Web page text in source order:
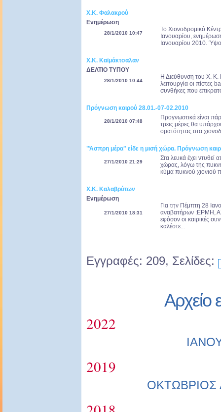
Χ.Κ. Φαλακρού
Ενημέρωση
28/1/2010 10:47
Το Χιονοδρομικό
Ιανουαρίου,
Ιανουαρίου 2010.
Χ.Κ. Καϊμάκτσαλαν
ΔΕΛΤΙΟ ΤΥΠΟΥ
28/1/2010 10:44
Η Διεύθυνση του Χ. Κ.
λειτουργία οι πίστες
συνθήκες που
Πρόγνωση καιρού 28.01.-07-02.2010
28/1/2010 07:48
Προγνωστικά είναι
τρεις μέρες θα
ορατότητας στα
"Άσπρη μέρα" είδε η μισή χώρα. Πρόγνωση
27/1/2010 21:29
Στα λευκά έχει
χώρας, λόγω της
κύμα πυκνού χιονιού
Χ.Κ. Καλαβρύτων
Ενημέρωση
27/1/2010 18:31
Για την Πέμπτη 28
αναβατήρων :ΕΡΜΗ,
εφόσον οι καιρικές
καλέστε...
Εγγραφές: 209, Σελίδες:
Αρχείο
2022
2019
ΟΚΤΩΒΡΙΟΣ